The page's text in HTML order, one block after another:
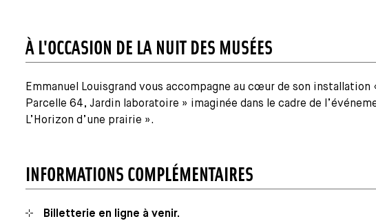
À L'OCCASION DE LA NUIT DES MUSÉES
Emmanuel Louisgrand vous accompagne au cœur de son installation
Parcelle 64, Jardin laboratoire » imaginée dans le cadre de
L’Horizon d’une prairie ».
INFORMATIONS COMPLÉMENTAIRES
Billetterie en ligne à venir.